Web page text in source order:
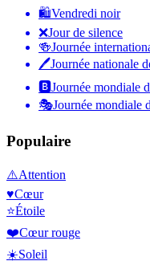
🛍Vendredi noir
❌Jour de silence
🍻Journée
🖊Journée nationale
🅱️Journée mondiale
🎭Journée mondiale
Populaire
⚠️Attention
♥️Cœur
⭐Étoile
❤️Cœur rouge
☀️Soleil